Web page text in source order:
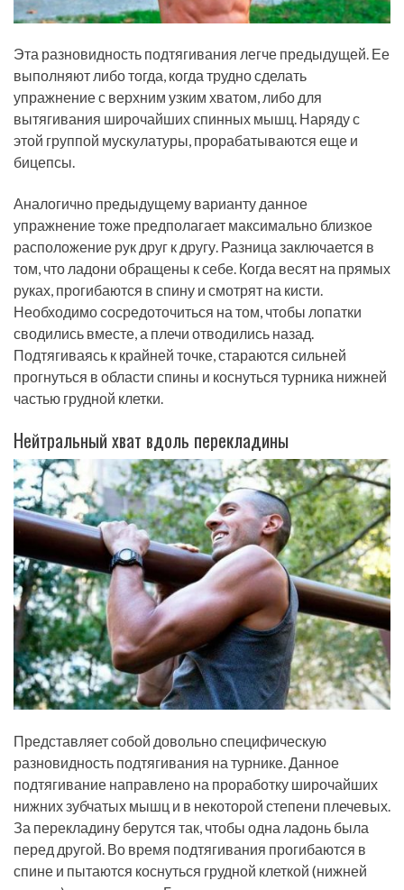
Эта разновидность подтягивания легче предыдущей. Ее
выполняют либо тогда, когда трудно сделать
упражнение с верхним узким хватом, либо для
вытягивания широчайших спинных мышц. Наряду с
этой группой мускулатуры, прорабатываются еще и
бицепсы.
Аналогично предыдущему варианту данное
упражнение тоже предполагает максимально близкое
расположение рук друг к другу. Разница заключается в
том, что ладони обращены к себе. Когда весят на прямых
руках, прогибаются в спину и смотрят на кисти.
Необходимо сосредоточиться на том, чтобы лопатки
сводились вместе, а плечи отводились назад.
Подтягиваясь к крайней точке, стараются сильней
прогнуться в области спины и коснуться турника нижней
частью грудной клетки.
Нейтральный хват вдоль перекладины
Представляет собой довольно специфическую
разновидность подтягивания на турнике. Данное
подтягивание направлено на проработку широчайших
нижних зубчатых мышц и в некоторой степени плечевых.
За перекладину берутся так, чтобы одна ладонь была
перед другой. Во время подтягивания прогибаются в
спине и пытаются коснуться грудной клеткой (нижней